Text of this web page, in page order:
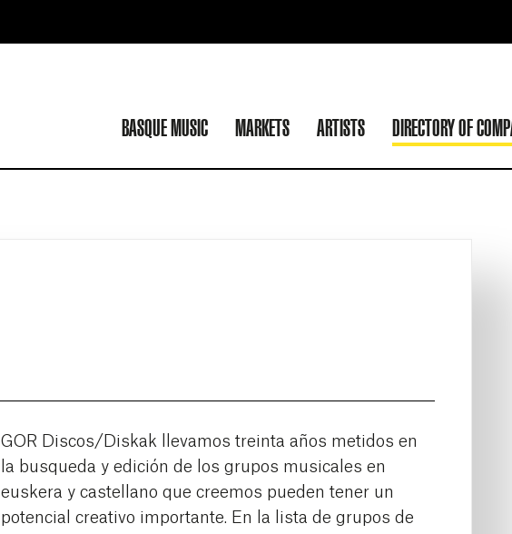
BASQUE MUSIC MARKETS ARTISTS DIRECTORY OF
GOR Discos/Diskak llevamos treinta años metidos en
la busqueda y edición de los grupos musicales en
euskera y castellano que creemos pueden tener un
potencial creativo importante. En la lista de grupos de